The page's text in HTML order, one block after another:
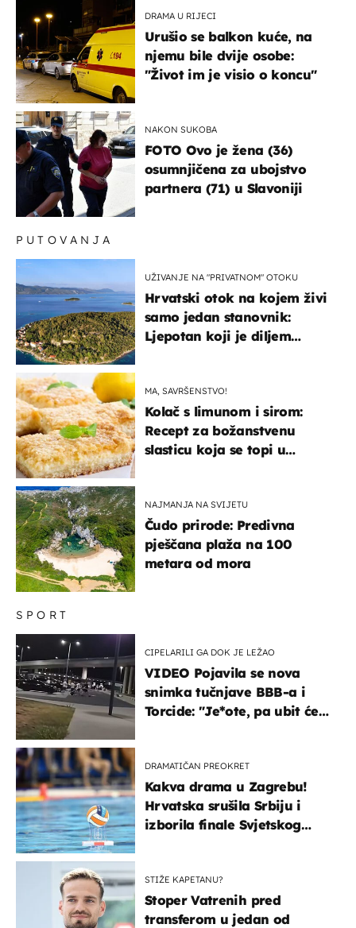
DRAMA U RIJECI
Urušio se balkon kuće, na
njemu bile dvije osobe:
"Život im je visio o koncu"
NAKON SUKOBA
FOTO Ovo je žena (36)
osumnjičena za ubojstvo
partnera (71) u Slavoniji
SPORT
CIPELARILI GA DOK JE LEŽAO
VIDEO Pojavila se nova
snimka tučnjave BBB-a i
Torcide: "Je*ote, pa ubit će
DRAMATIČAN PREOKRET
Kakva drama u Zagrebu!
Hrvatska srušila Srbiju i
izborila finale Svjetskog
STIŽE KAPETANU?
Stoper Vatrenih pred
transferom u jedan od
PUTOVANJA
UŽIVANJE NA "PRIVATNOM" OTOKU
Hrvatski otok na kojem živi
samo jedan stanovnik:
Ljepotan koji je diljem
MA, SAVRŠENSTVO!
Kolač s limunom i sirom:
Recept za božanstvenu
slasticu koja se topi u
NAJMANJA NA SVIJETU
Čudo prirode: Predivna
pješčana plaža na 100
metara od mora